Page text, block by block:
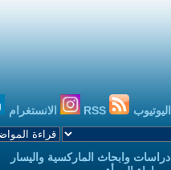
اليوتيوب الانستغرام
وابحاث الماركسية واليسار